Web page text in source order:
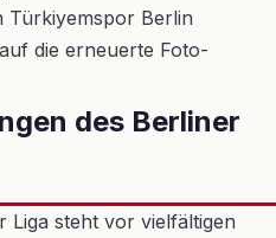
Türkiyemspor Berlin
die erneuerte Foto-
des Berliner
Liga steht vor vielfältigen